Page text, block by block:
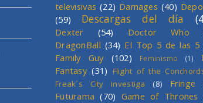
televisivas (22) Damages (40)
(59)
Descargas del día
Dexter (54) Doctor Who
DragonBall (34) El Top 5 de las 5
Family Guy
(102) Feminismo (1)
Fantasy (31) Flight of the
Freak´s City investiga
(8) Fringe
Futurama (70) Game of Thrones